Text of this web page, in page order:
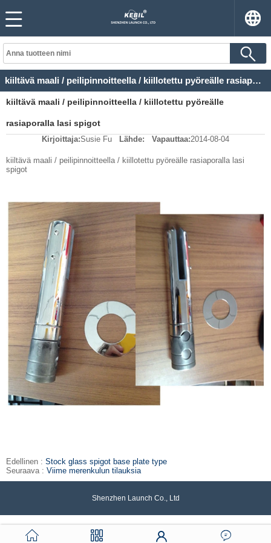
kiiltävä maali / peilipinnoitteella / kiillotettu pyöreälle rasiaporalla lasi spigot
kiiltävä maali / peilipinnoitteella / kiillotettu pyöreälle
rasiaporalla lasi spigot
Kirjoittaja:Susie Fu Lähde: Vapauttaa:2014-08-04
kiiltävä maali / peilipinnoitteella / kiillotettu pyöreälle rasiaporalla lasi
spigot
Edellinen : Stock glass spigot base plate type
Seuraava : Viime merenkulun tilauksia
Shenzhen Launch Co., Ltd